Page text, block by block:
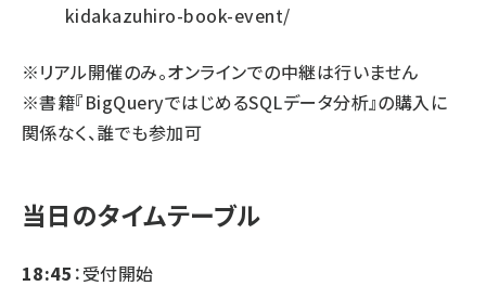
kidakazuhiro-book-event/
※リアル開催のみ。オンラインでの中継は行いません
※書籍『BigQueryではじめるSQLデータ分析』の購入に
関係なく、誰でも参加可
当日のタイムテーブル
18:45 ：受付開始